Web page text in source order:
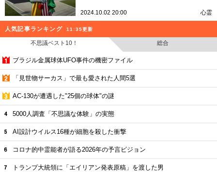
2024.10.02 20:00 心霊
人気記事ランキング 11:35更新
不思議ベスト10！ 総合
ブラジル金属球体UFO事件の機密ファイル
「見世物サーカス」で最も愛された人間5選
AC-130が遭遇した"25個の球体"の謎
5000人調査「不思議な体験」の実態
AI設計ウイルス16種が細胞を殺した衝撃
コロナ的中霊能者が語る2026年の予言ビジョン
トランプ大統領に「エイリアン発表原稿」を渡した男